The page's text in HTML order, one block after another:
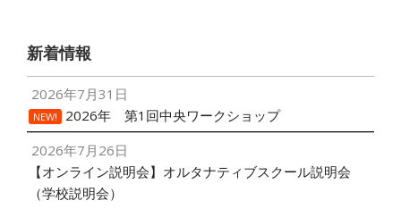
新着情報
2026年7月31日
NEW!
2026年 第1回中央ワークショップ
2026年7月26日
【オンライン説明会】オルタナティブスクール説明会
（学校説明会）